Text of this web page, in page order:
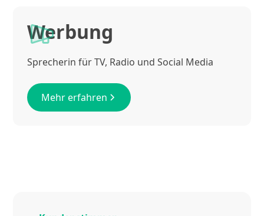
Werbung
Sprecherin für TV, Radio und Social Media
Mehr erfahren